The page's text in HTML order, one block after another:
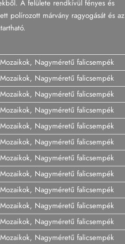
A felülete rendkívül fényes és
polírozott márvány ragyogását és az
Nagyméretű falicsempék
Nagyméretű falicsempék
Nagyméretű falicsempék
Nagyméretű falicsempék
Nagyméretű falicsempék
Nagyméretű falicsempék
Nagyméretű falicsempék
Nagyméretű falicsempék
Nagyméretű falicsempék
Nagyméretű falicsempék
Nagyméretű falicsempék
Nagyméretű falicsempék